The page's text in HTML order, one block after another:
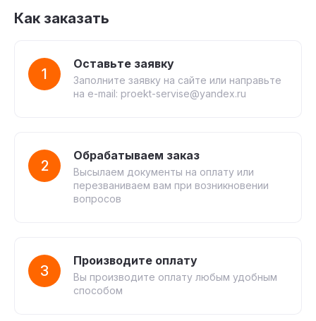
Как заказать
1
Оставьте заявку
Заполните заявку на сайте или направьте
на e-mail: proekt-servise@yandex.ru
2
Обрабатываем заказ
Высылаем документы на оплату или
перезваниваем вам при возникновении
вопросов
3
Производите оплату
Вы производите оплату любым удобным
способом